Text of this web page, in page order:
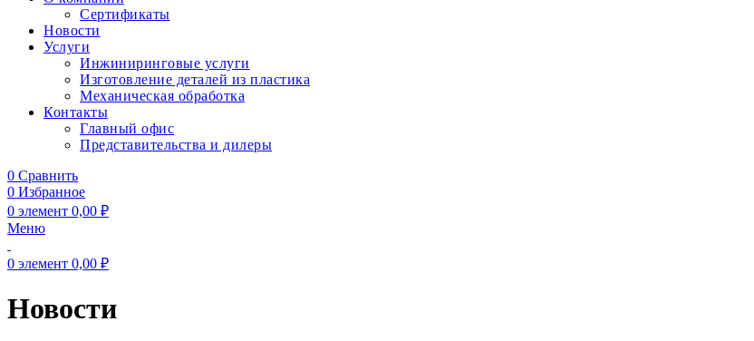
Сертификаты
Новости
Услуги
Инжиниринговые услуги
Изготовление деталей из пластика
Механическая обработка
Контакты
Главный офис
Представительства и дилеры
0 Сравнить
0 Избранное
0 элемент 0,00 ₽
Меню
0 элемент 0,00 ₽
Новости